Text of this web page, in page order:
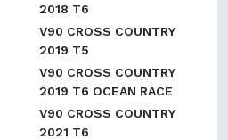
2018 T6
V90 CROSS COUNTRY
2019 T5
V90 CROSS COUNTRY
2019 T6 OCEAN RACE
V90 CROSS COUNTRY
2021 T6